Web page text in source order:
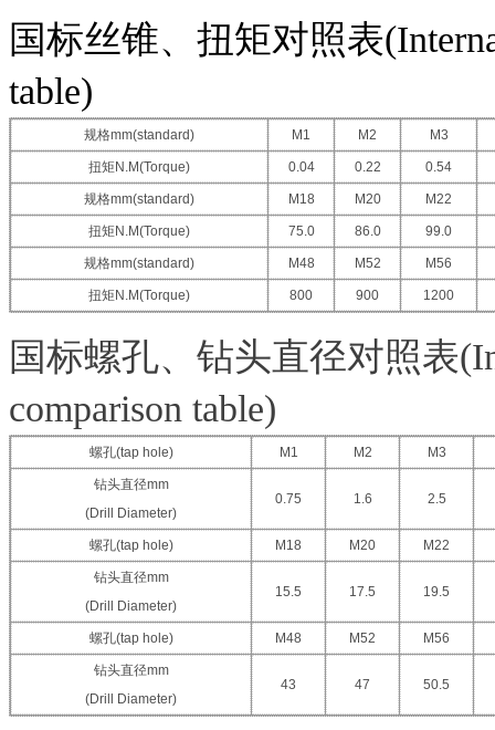
国标丝锥、扭矩对照表
table)
规格mm(standard) M1 M2 M3
扭矩N.M(Torque) 0.04 0.22 0.54
规格mm(standard) M18 M20 M22
扭矩N.M(Torque) 75.0 86.0 99.0
规格mm(standard) M48 M52 M56
扭矩N.M(Torque) 800 900 1200
国标螺孔、钻头直径对照表
comparison table)
螺孔(tap hole) M1 M2 M3
钻头直径mm
(Drill Diameter)
0.75 1.6 2.5
螺孔(tap hole) M18 M20 M22
钻头直径mm
(Drill Diameter)
15.5 17.5 19.5
螺孔(tap hole) M48 M52 M56
钻头直径mm
(Drill Diameter)
43 47 50.5